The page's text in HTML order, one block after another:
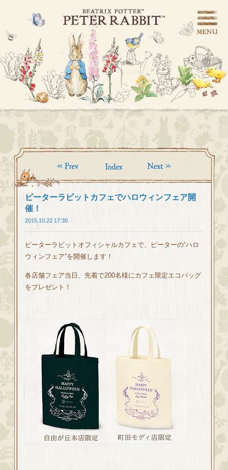
ピーターラビットカフェでハロウィンフェア開
催！
2015.10.22 17:30
ピーターラビットオフィシャルカフェで、ピーターの“ハロ
ウィンフェア”を開催します！
各店舗フェア当日、先着で200名様にカフェ限定エコバッグ
をプレゼント！